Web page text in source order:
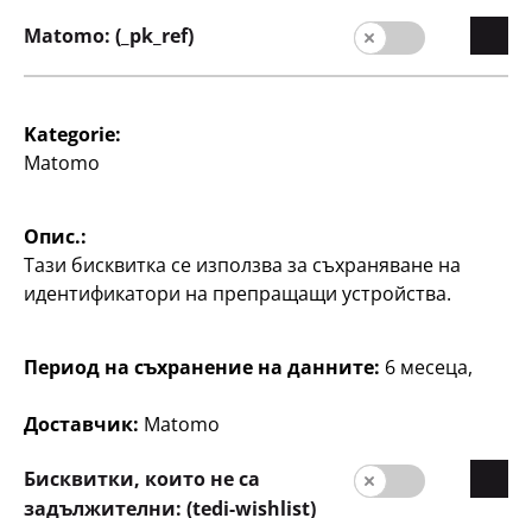
Устойчивост
Потребители
Търсачка на филиали
България / български
Matomo: (_pk_ref)
Kategorie:
Matomo
Опис.:
Тази бисквитка се използва за съхраняване на
идентификатори на препращащи устройства.
Период на съхранение на данните: 6 месеца,
Доставчик: Matomo
Бисквитки, които не са
задължителни: (tedi-wishlist)